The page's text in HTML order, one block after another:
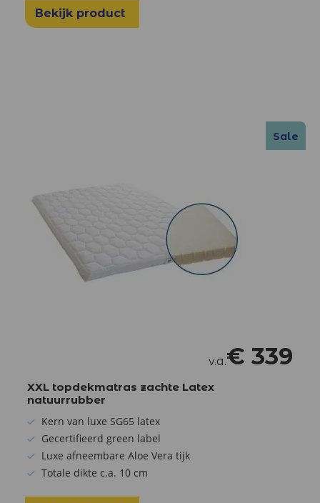
Bekijk product
Sale
v.a.€ 339
XXL topdekmatras zachte Latex
natuurrubber
Kern van luxe SG65 latex
Gecertifieerd green label
Luxe afneembare Aloe Vera tijk
Totale dikte c.a. 10 cm